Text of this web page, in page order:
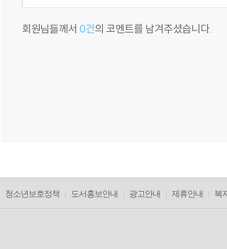
회원님들께서 0건의 코멘트를 남겨주셨습니다.
청소년보호정책 도서홍보안내 광고안내 제휴안내 복